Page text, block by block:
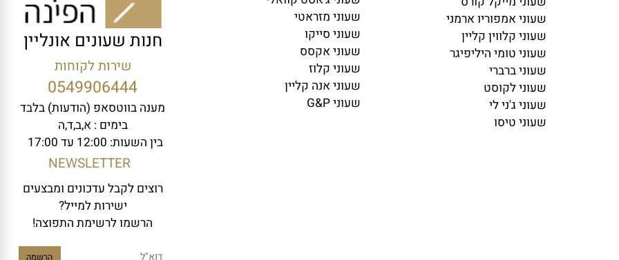
שעוני מותגים
שעוני מייקל קורס
שעוני אמפוריו ארמני
שעוני קלווין קליין
שעוני סיטיזן
שעוני ג'אסט קוואלי
שעוני מזראטי
שעוני סייקו חנות שעונים אונליין
שירות לקוחות
0549906444
מענה בווטסאפ (הודעות) בלבד
בימים : א,ב,ד,ה
בין השעות: 12:00 עד 17:00
NEWSLETTER